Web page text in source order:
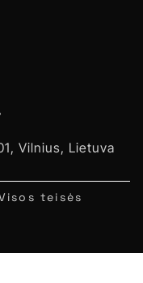
Vilnius, Lietuva
teisės